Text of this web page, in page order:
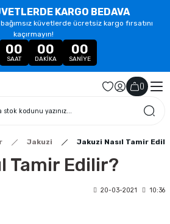
KARGO BEDAVA
küvetlerde ücretsiz kargo fırsatını
kaçırmayın!
00
SAAT
00
DAKIKA
00
SANIYE
()
Jakuzi Jakuzi Nasıl Tamir
Tamir Edilir?
20-03-2021 10:36